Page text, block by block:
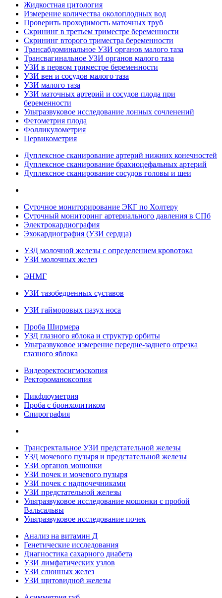
Жидкостная цитология
Измерение количества околоплодных вод
Проверить проходимость маточных труб
Скрининг в третьем триместре беременности
Скрининг второго триместра беременности
Трансабдоминальное УЗИ органов малого таза
Трансвагинальное УЗИ органов малого таза
УЗИ в первом триместре беременности
УЗИ вен и сосудов малого таза
УЗИ малого таза
УЗИ маточных артерий и сосудов плода при
беременности
Ультразвуковое исследование лонных сочленений
Фетометрия плода
Фолликулометрия
Цервикометрия
Дуплексное сканирование артерий нижних конечностей
Дуплексное сканирование брахиоцефальных артерий
Дуплексное сканирование сосудов головы и шеи
Суточное мониторирование ЭКГ по Холтеру
Суточный мониторинг артериального давления в СПб
Электрокардиография
Эхокардиография (УЗИ сердца)
УЗД молочной железы с определением кровотока
УЗИ молочных желез
ЭНМГ
УЗИ тазобедренных суставов
УЗИ гайморовых пазух носа
Проба Ширмера
УЗД глазного яблока и структур орбиты
Ультразвуковое измерение передне-заднего отрезка
глазного яблока
Видеоректосигмоскопия
Ректороманоксопия
Пикфлоуметрия
Проба с бронхолитиком
Спирография
Трансректальное УЗИ предстательной железы
УЗД мочевого пузыря и предстательной железы
УЗИ органов мошонки
УЗИ почек и мочевого пузыря
УЗИ почек с надпочечниками
УЗИ предстательной железы
Ультразвуковое исследование мошонки с пробой
Вальсальвы
Ультразвуковое исследование почек
Анализ на витамин Д
Генетические исследования
Диагностика сахарного диабета
УЗИ лимфатических узлов
УЗИ слюнных желез
УЗИ щитовидной железы